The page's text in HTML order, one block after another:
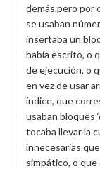
demás.pero por
se usaban
insertaba un
había escrito, o
de ejecución, o
en vez de usar
índice, que
usaban bloques
tocaba llevar la
innecesarias
simpático, o